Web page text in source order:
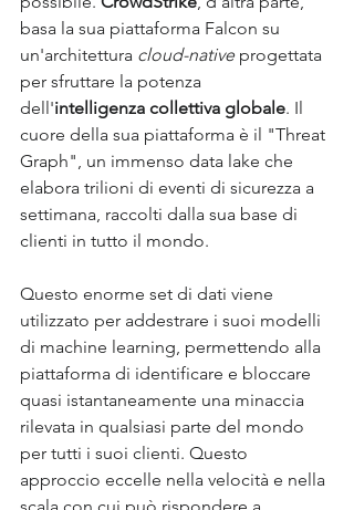
basa la sua piattaforma Falcon su
un'architettura cloud-native progettata
per sfruttare la potenza
dell'intelligenza collettiva globale. Il
cuore della sua piattaforma è il "Threat
Graph", un immenso data lake che
elabora trilioni di eventi di sicurezza a
settimana, raccolti dalla sua base di
clienti in tutto il mondo.
Questo enorme set di dati viene
utilizzato per addestrare i suoi modelli
di machine learning, permettendo alla
piattaforma di identificare e bloccare
quasi istantaneamente una minaccia
rilevata in qualsiasi parte del mondo
per tutti i suoi clienti. Questo
approccio eccelle nella velocità e nella